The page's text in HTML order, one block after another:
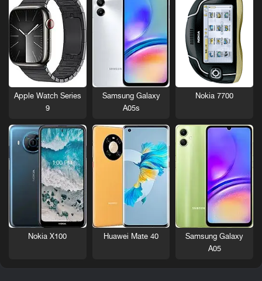
Nokia 7700
Samsung Galaxy
A05s
Apple Watch Series
9
Samsung Galaxy
A05
Huawei Mate 40
Nokia X100